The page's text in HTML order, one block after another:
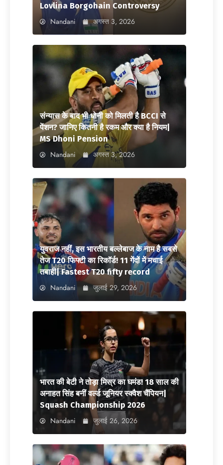
Lovlina Borgohain Controversy
Nandani अगस्त 3, 2026
संन्यास के बाद भी धोनी को मिलती है BCCI से
पेंशन? जानिए कितनी है रकम और क्या है नियम|
MS Dhoni Pension
Nandani अगस्त 3, 2026
युवराज नहीं, इस भारतीय बल्लेबाज के नाम है सबसे
तेज T20 फिफ्टी का रिकॉर्ड! 11 गेंदों में मचाई
तबाही| Fastest T20 fifty record
Nandani जुलाई 29, 2026
भारत की बेटी ने तोड़ा मिस्र का घमंड! 18 साल की
अनाहत सिंह बनीं वर्ल्ड जूनियर स्क्वैश चैंपियन|
Squash Championship 2026
Nandani जुलाई 26, 2026